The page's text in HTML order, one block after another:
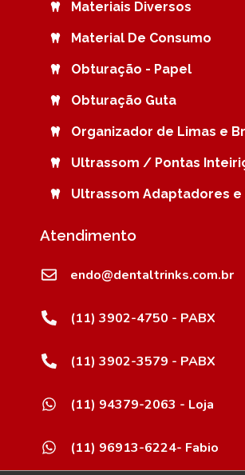
Materiais Diversos
Material De Consumo
Obturação - Papel
Obturação Guta
Organizador de Limas e
Ultrassom / Pontas
Ultrassom Adaptadores e
Atendimento
endo@dentaltrinks.com.br
(11) 3902-4750 - PABX
(11) 3902-3579 - PABX
(11) 94379-2063 - Loja
(11) 96913-6224- Fabio